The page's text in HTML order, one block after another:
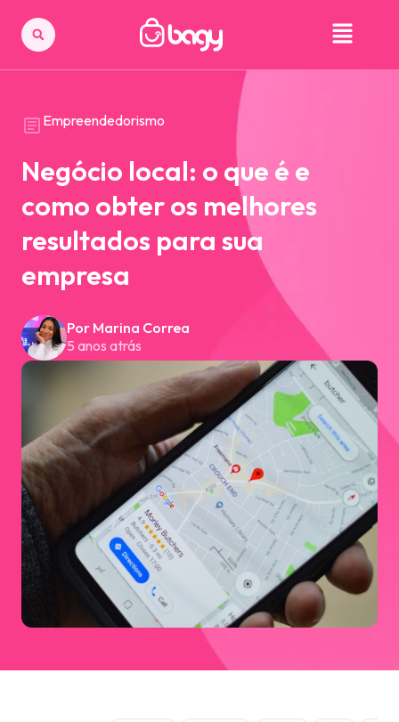
Empreendedorismo
Negócio local: o que é e
como obter os melhores
resultados para sua
empresa
Por Marina Correa
5 anos atrás